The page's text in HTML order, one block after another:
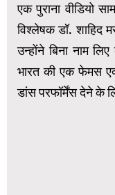
एक पुराना वीडियो
विश्लेषक डॉ. शाहिद
उन्होंने बिना नाम
भारत की एक फेमस
डांस परफॉर्मेंस देने के